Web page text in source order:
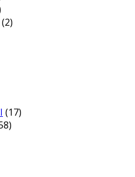
(2)
(17)